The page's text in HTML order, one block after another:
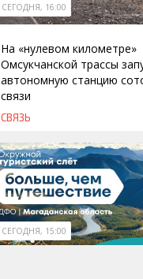
СЕГОДНЯ, 16:00
На «нулевом километре»
Омсукчанской трассы
автономную станцию
связи
СВЯЗЬ
СЕГОДНЯ, 15:00